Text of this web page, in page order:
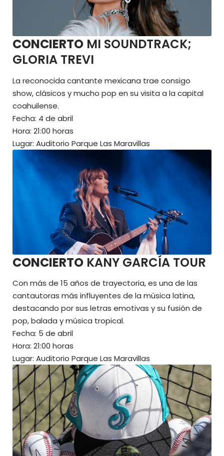
CONCIERTO MI SOUNDTRACK;
GLORIA TREVI
La reconocida cantante mexicana trae consigo
show, clásicos y mucho pop en su visita a la capital
coahuilense.
Fecha: 4 de abril
Hora: 21:00 horas
Lugar: Auditorio Parque Las Maravillas
CONCIERTO KANY GARCÍA TOUR
Con más de 15 años de trayectoria, es una de las
cantautoras más influyentes de la música latina,
destacando por sus letras emotivas y su fusión de
pop, balada y música tropical.
Fecha: 5 de abril
Hora: 21:00 horas
Lugar: Auditorio Parque Las Maravillas